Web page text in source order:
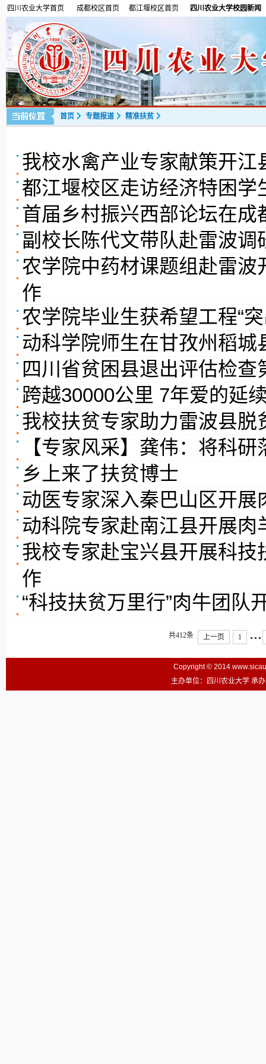
四川农业大学首页 成都校区首页 都江堰校区首页 四川农业大学校园新闻
首页 专题报道 精准扶贫
我校水禽产业专家献策开江
都江堰校区走访经济特困学
首届乡村振兴西部论坛在成
副校长陈代文带队赴雷波调
农学院中药材课题组赴雷
作
农学院毕业生获希望工程“
动科学院师生在甘孜州稻
四川省贫困县退出评估检
跨越30000公里 7年爱的延
我校扶贫专家助力雷波县脱
【专家风采】龚伟：将科
乡上来了扶贫博士
动医专家深入秦巴山区开
动科院专家赴南江县开展
我校专家赴宝兴县开展科
作
“科技扶贫万里行”肉牛团队
共412条 上一页 1 ...
Copyright © 2014
主办单位：四川农业大学 承